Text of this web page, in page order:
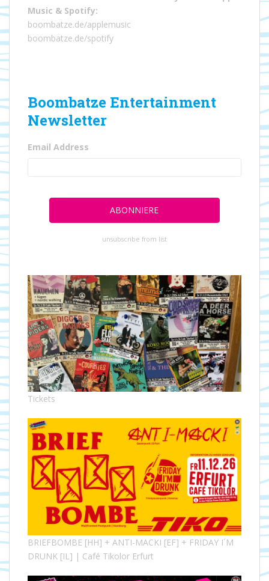
Music & Spotify:
boombatze.de/applemusic
boombatze.de/spotify
Boombatze Entertainment
Newsletter
Email Address
unsubscribe from list
Tickets
BRIEFBOMBE [HH] + ANTI-MACKI [EF] + FRIDAY I´M
DRUNK [IL] | Café Tikolor Erfurt